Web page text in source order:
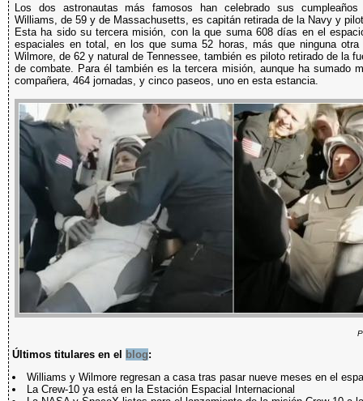
Los dos astronautas más famosos han celebrado sus
Williams, de 59 y de Massachusetts, es capitán retirada de la Navy y
Esta ha sido su tercera misión, con la que suma 608 días en el
espaciales en total, en los que suma 52 horas, más que ninguna otra
Wilmore, de 62 y natural de Tennessee, también es piloto retirado de la
de combate. Para él también es la tercera misión, aunque ha sumado
compañera, 464 jornadas, y cinco paseos, uno en esta estancia.
Últimos titulares en el blog:
Williams y Wilmore regresan a casa tras pasar nueve meses en el
La Crew-10 ya está en la Estación Espacial Internacional